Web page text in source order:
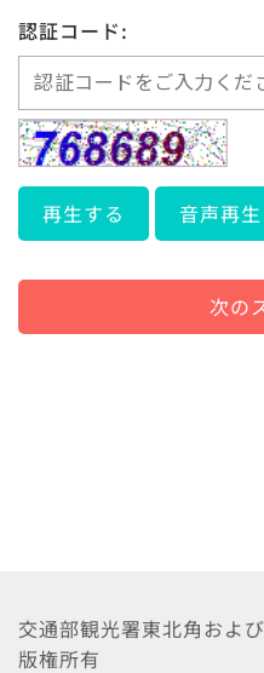
認証コード:
再生する 音声再生
次の
交通部観光署東北角およ
版権所有